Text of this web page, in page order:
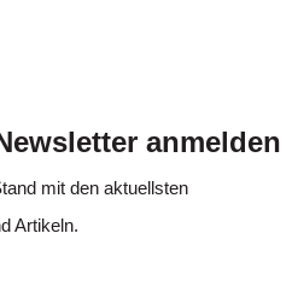
anmelden
mit den aktuellsten
Artikeln.